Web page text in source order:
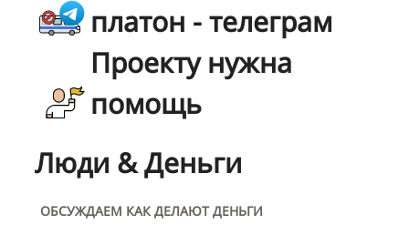
платон - телеграм
Проекту нужна
помощь
Люди & Деньги
ОБСУЖДАЕМ КАК ДЕЛАЮТ ДЕНЬГИ